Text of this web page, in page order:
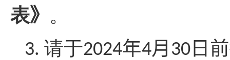
表》 。
3. 请于2024年4月 30日前